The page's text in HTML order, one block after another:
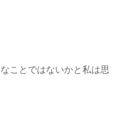
ことではないかと私は思